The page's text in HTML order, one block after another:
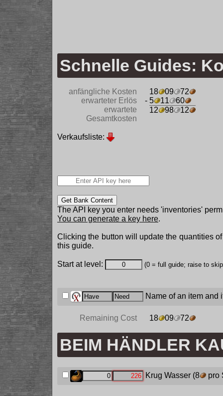
Schnelle Guides:
anfängliche Kosten 18 09
72
erwarteter Erlös
- 5 11
60
erwartete
Gesamtkosten
12 98 12
Verkaufsliste:
Get Bank Content
The API key you enter needs 'inventories'
You can generate a key here.
Clicking the button will update the quantities
this guide.
Start at level: (0 = full guide; raise to
Name of an item and
Remaining Cost 18 09 72
BEIM HÄNDLER
Krug Wasser(8 pro